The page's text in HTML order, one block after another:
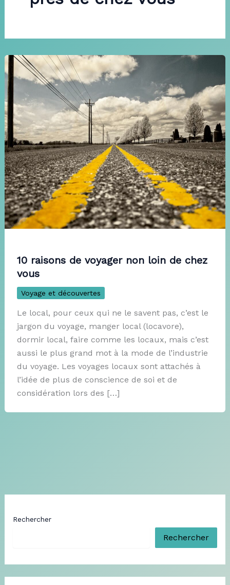
10 raisons de voyager non loin de chez
vous
Voyage et découvertes
Le local, pour ceux qui ne le savent pas, c’est le
jargon du voyage, manger local (locavore),
dormir local, faire comme les locaux, mais c’est
aussi le plus grand mot à la mode de l’industrie
du voyage. Les voyages locaux sont attachés à
l’idée de plus de conscience de soi et de
considération lors des […]
Rechercher
Rechercher